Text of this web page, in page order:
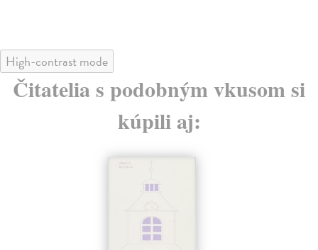
High-contrast mode
Čitatelia s podobným vkusom si
kúpili aj: